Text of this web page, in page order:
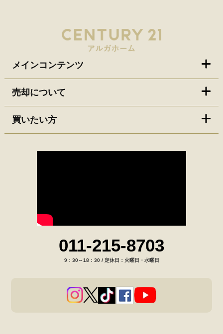
メインコンテンツ
売却について
買いたい方
011-215-8703
9：30～18：30 / 定休日：火曜日・水曜日